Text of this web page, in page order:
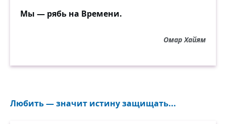
Мы — рябь на Времени.
Омар Хайям
Любить — значит истину защищать...